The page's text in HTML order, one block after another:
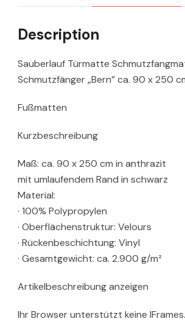
Description
Sauberlauf Türmatte
Schmutzfänger „Bern” ca. 90 x 250
Fußmatten
Kurzbeschreibung
Maß: ca. 90 x 250 cm in anthrazit
mit umlaufendem Rand in schwarz
Material:
· 100% Polypropylen
· Oberflächenstruktur: Velours
· Rückenbeschichtung: Vinyl
· Gesamtgewicht: ca. 2.900 g/m²
Artikelbeschreibung anzeigen
Ihr Browser unterstützt keine IFrames.